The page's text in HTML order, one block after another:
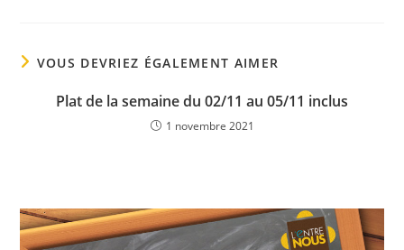
VOUS DEVRIEZ ÉGALEMENT AIMER
Plat de la semaine du 02/11 au 05/11 inclus
1 novembre 2021